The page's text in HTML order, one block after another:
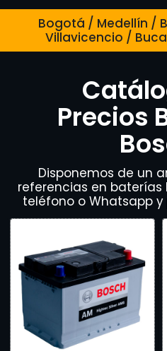
Bogotá / Medellín /
Villavicencio /
Precios
Disponemos de un
referencias en baterías
teléfono o Whatsapp